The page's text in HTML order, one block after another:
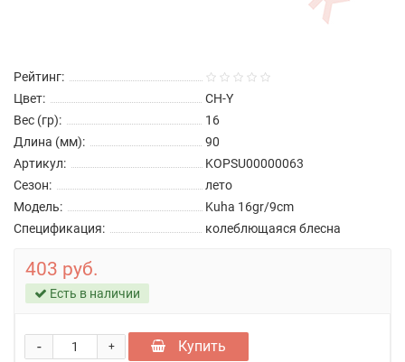
Рейтинг:
Цвет:
CH-Y
Вес (гр):
16
Длина (мм):
90
Артикул:
KOPSU00000063
Сезон:
лето
Модель:
Kuha 16gr/9cm
Спецификация:
колеблющаяся блесна
403 руб.
Есть в наличии
+
- Купить